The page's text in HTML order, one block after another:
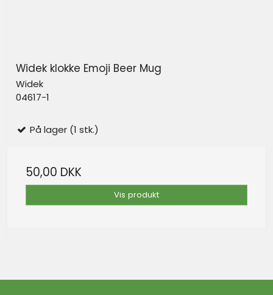
Widek klokke Emoji Beer Mug
Widek
04617-1
På lager (1 stk.)
50,00 DKK
Vis produkt